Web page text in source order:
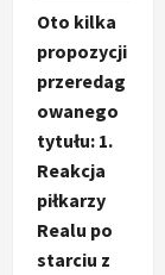
Oto kilka
propozycji
przeredag
owanego
tytułu: 1.
Reakcja
piłkarzy
Realu po
starciu z